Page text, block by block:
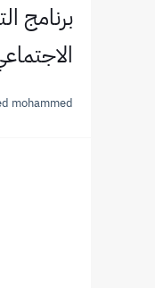
برنامج
mohammed